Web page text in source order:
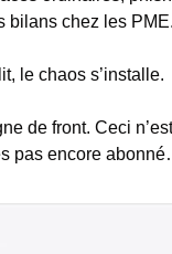
bilans chez les PME.
le chaos s’installe.
de front. Ceci
pas encore